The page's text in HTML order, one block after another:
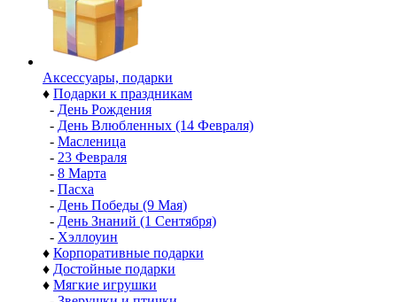
Аксессуары, подарки
♦ Подарки к праздникам
- День Рождения
- День Влюбленных (14 Февраля)
- Масленица
- 23 Февраля
- 8 Марта
- Пасха
- День Победы (9 Мая)
- День Знаний (1 Сентября)
- Хэллоуин
♦ Корпоративные подарки
♦ Достойные подарки
♦ Мягкие игрушки